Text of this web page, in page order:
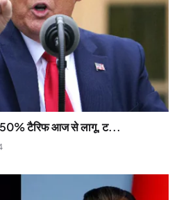
50% टैरिफ आज से लागू, ट...